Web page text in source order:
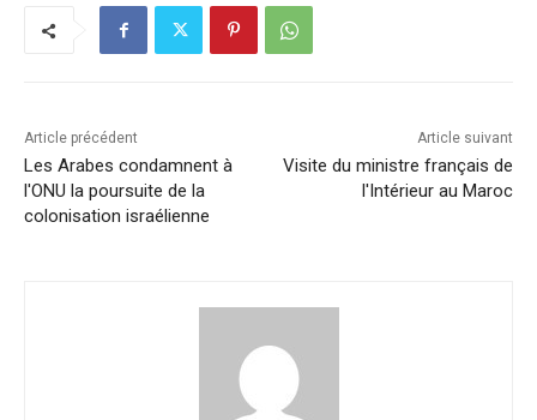
k
dI
n
A
p
Li
n
Article précédent
Les Arabes condamnent à
l'ONU la poursuite de la
colonisation israélienne
Article suivant
Visite du ministre français de
l'Intérieur au Maroc